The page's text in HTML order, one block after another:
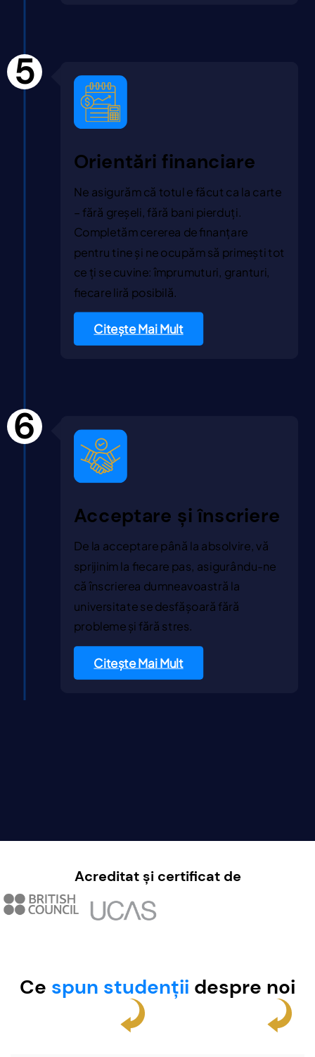
Orientări financiare
Ne asigurăm că totul e făcut ca la carte
– fără greșeli, fără bani pierduți.
Completăm cererea de finanțare
pentru tine și ne ocupăm să primești tot
ce ți se cuvine: împrumuturi, granturi,
fiecare liră posibilă.
Citește Mai Mult
5
Acceptare și înscriere
De la acceptare până la absolvire, vă
sprijinim la fiecare pas, asigurându-ne
că înscrierea dumneavoastră la
universitate se desfășoară fără
probleme și fără stres.
Citește Mai Mult
6
Acreditat și certificat de
Ce spun studenții despre noi